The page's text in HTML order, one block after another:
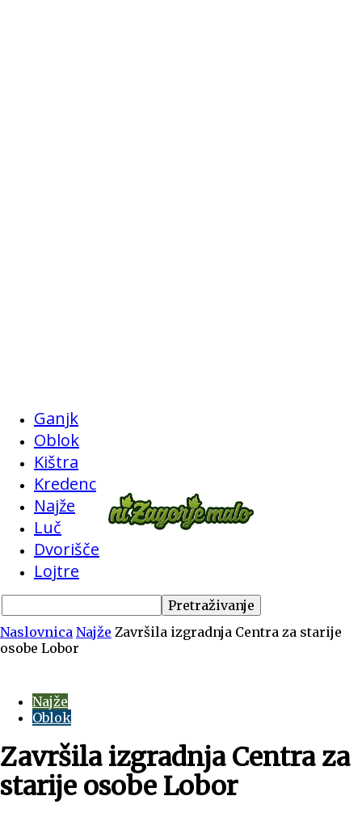
Ganjk
Oblok
Kištra
Kredenc
Najže
Luč
Dvorišče
Lojtre
Naslovnica Najže Završila izgradnja Centra za starije
osobe Lobor
Najže
Oblok
Završila izgradnja Centra za
starije osobe Lobor